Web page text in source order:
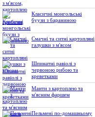
Класичні монгольські
буузи з бараниною
Смачні та ситні картопляні
галушки з м'ясом
Шпинатні равіолі з
червоною рибою та
креветками
Манти з картоплею та
м'ясним фаршем
Пельмені по-домашньому